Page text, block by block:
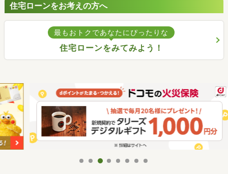
住宅ローンをお考えの方へ
最もおトクであなたにぴったりな
住宅ローンをみてみよう！